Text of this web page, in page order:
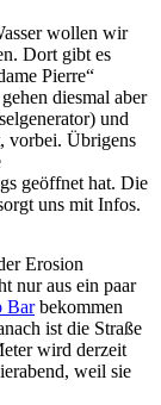
wollen wir
Dort gibt es
Pierre“
diesmal aber
und
vorbei. Übrigens
geöffnet hat. Die
uns mit Infos.
Erosion
nur aus ein paar
Barbekommen
ist die Straße
wird derzeit
weil sie